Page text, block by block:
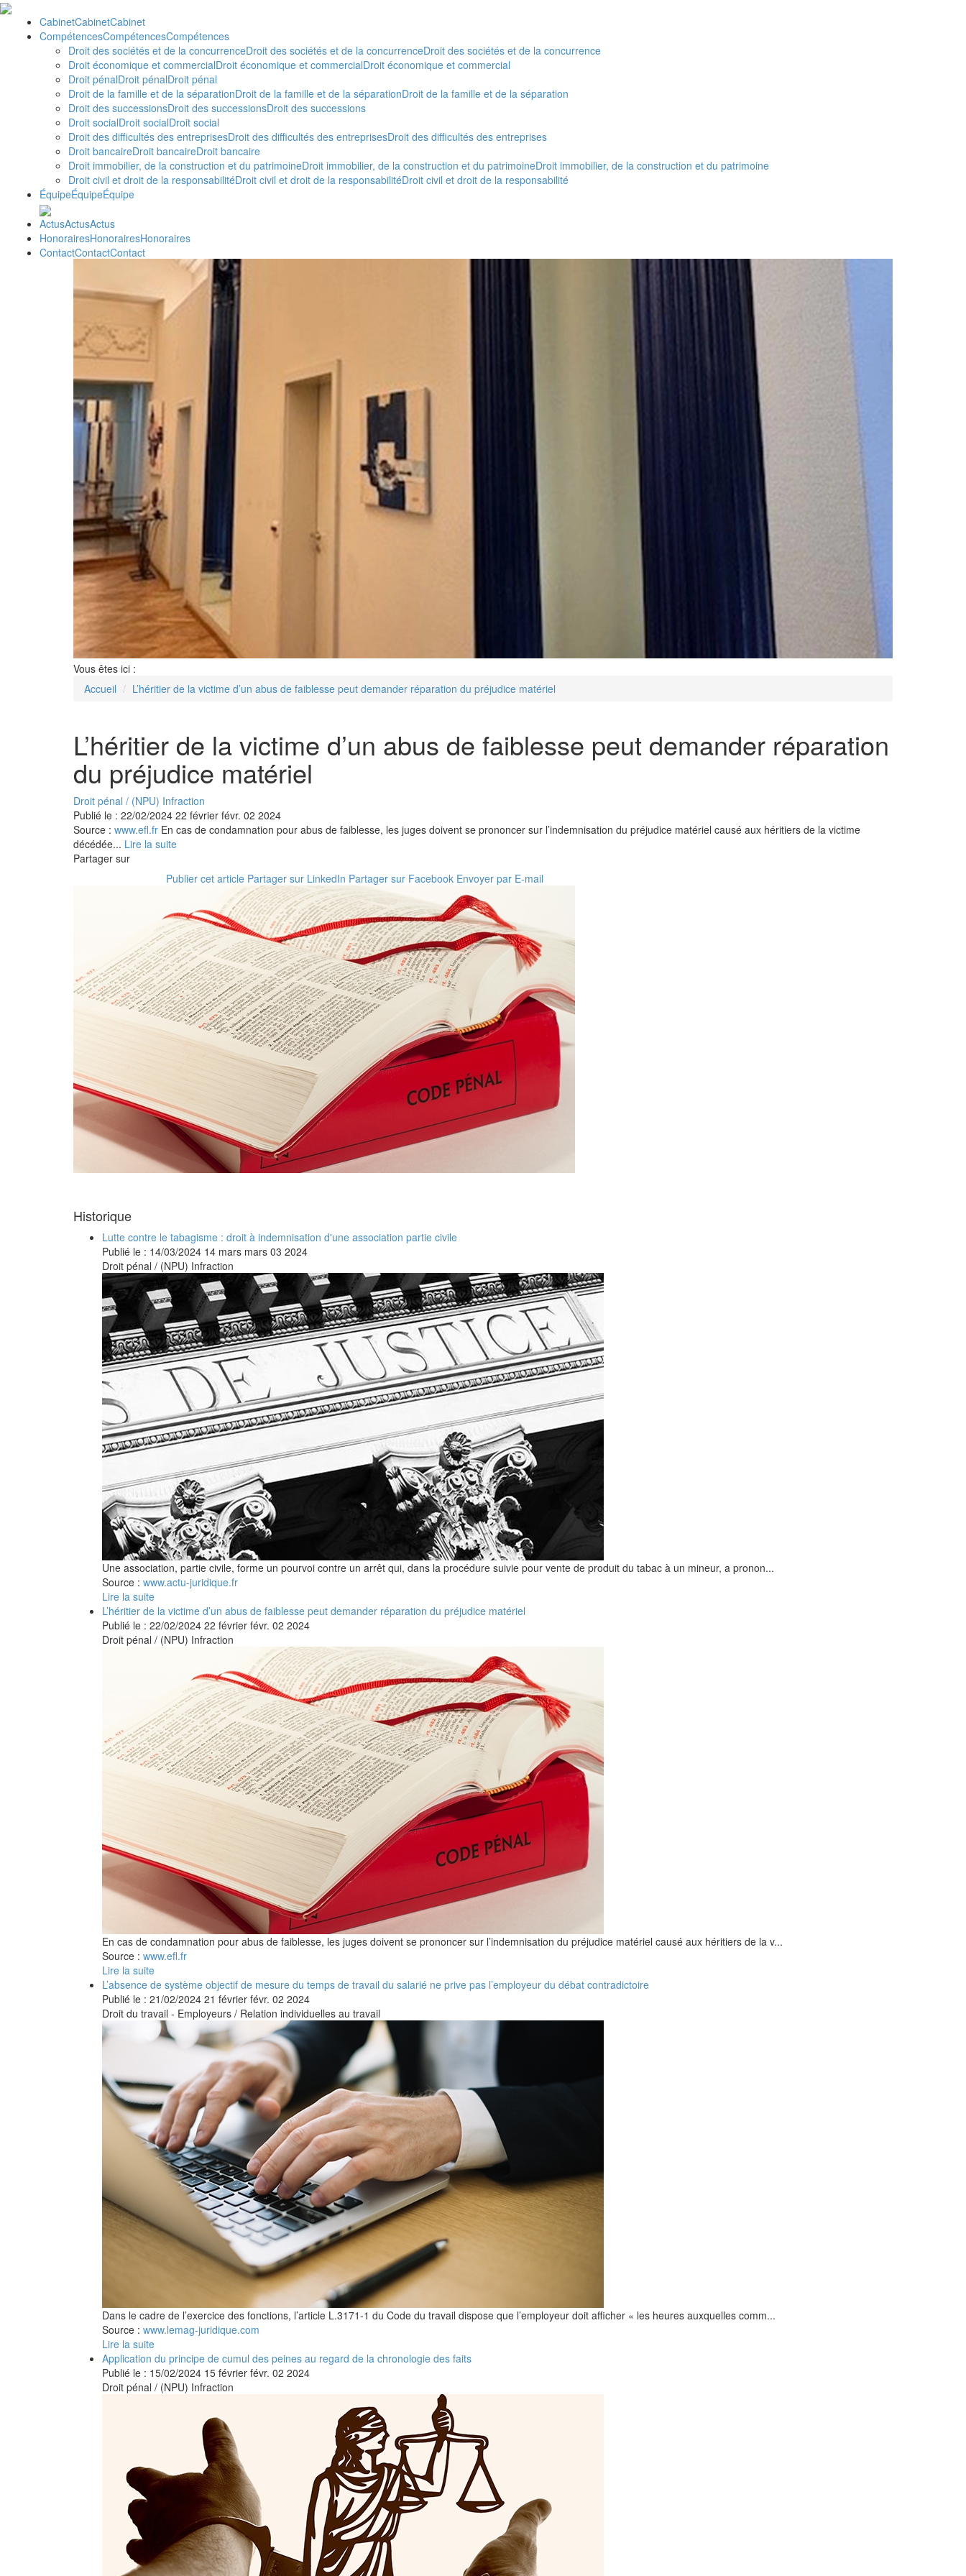
CabinetCabinetCabinet
CompétencesCompétencesCompétences
Droit des sociétés et de la concurrenceDroit des sociétés et de la concurrenceDroit des sociétés et de la concurrence
Droit économique et commercialDroit économique et commercialDroit économique et commercial
Droit pénalDroit pénalDroit pénal
Droit de la famille et de la séparationDroit de la famille et de la séparationDroit de la famille et de la séparation
Droit des successionsDroit des successionsDroit des successions
Droit socialDroit socialDroit social
Droit des difficultés des entreprisesDroit des difficultés des entreprisesDroit des difficultés des entreprises
Droit bancaireDroit bancaireDroit bancaire
Droit immobilier, de la construction et du patrimoineDroit immobilier, de la construction et du patrimoineDroit immobilier, de la construction et du patrimoine
Droit civil et droit de la responsabilitéDroit civil et droit de la responsabilitéDroit civil et droit de la responsabilité
ÉquipeÉquipeÉquipe
ActusActusActus
HonorairesHonorairesHonoraires
ContactContactContact
Vous êtes ici :
Accueil
L’héritier de la victime d’un abus de faiblesse peut demander réparation du préjudice matériel
L’héritier de la victime d’un abus de faiblesse peut demander réparation
du préjudice matériel
Droit pénal / (NPU) Infraction
Publié le : 22/02/2024 22 février févr. 02 2024
Source : www.efl.fr En cas de condamnation pour abus de faiblesse, les juges doivent se prononcer sur l’indemnisation du préjudice matériel causé aux héritiers de la victime
décédée... Lire la suite
Partager sur
Publier cet article Partager sur LinkedIn Partager sur Facebook Envoyer par E-mail
Historique
Lutte contre le tabagisme : droit à indemnisation d'une association partie civile
Publié le : 14/03/2024 14 mars mars 03 2024
Droit pénal / (NPU) Infraction
Une association, partie civile, forme un pourvoi contre un arrêt qui, dans la procédure suivie pour vente de produit du tabac à un mineur, a pronon...
Source : www.actu-juridique.fr
Lire la suite
L’héritier de la victime d’un abus de faiblesse peut demander réparation du préjudice matériel
Publié le : 22/02/2024 22 février févr. 02 2024
Droit pénal / (NPU) Infraction
En cas de condamnation pour abus de faiblesse, les juges doivent se prononcer sur l’indemnisation du préjudice matériel causé aux héritiers de la v...
Source : www.efl.fr
Lire la suite
L’absence de système objectif de mesure du temps de travail du salarié ne prive pas l’employeur du débat contradictoire
Publié le : 21/02/2024 21 février févr. 02 2024
Droit du travail - Employeurs / Relation individuelles au travail
Dans le cadre de l’exercice des fonctions, l’article L.3171-1 du Code du travail dispose que l’employeur doit afficher « les heures auxquelles comm...
Source : www.lemag-juridique.com
Lire la suite
Application du principe de cumul des peines au regard de la chronologie des faits
Publié le : 15/02/2024 15 février févr. 02 2024
Droit pénal / (NPU) Infraction